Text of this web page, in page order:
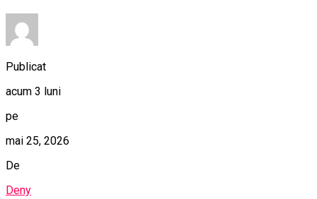
Publicat
acum 3 luni
pe
mai 25, 2026
De
Deny